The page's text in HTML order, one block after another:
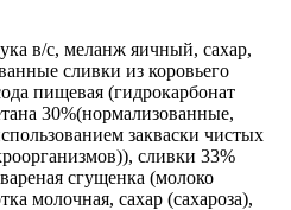
в/с, меланж яичный, сахар,
сливки из коровьего
пищевая (гидрокарбонат
30%(нормализованные,
закваски чистых
сливки 33%
сгущенка (молоко
молочная, сахар (сахароза),